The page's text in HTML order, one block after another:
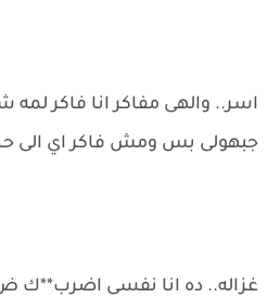
اسر.. والهى مفاكر انا فاكر لمه
جبهولى بس ومش فاكر اي الى
غزاله.. ده انا نفسى اضرب**ك